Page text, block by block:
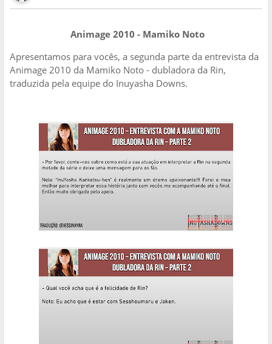
Animage 2010 - Mamiko Noto
Apresentamos para vocês, a segunda parte da entrevista da
Animage 2010 da Mamiko Noto - dubladora da Rin,
traduzida pela equipe do Inuyasha Downs.